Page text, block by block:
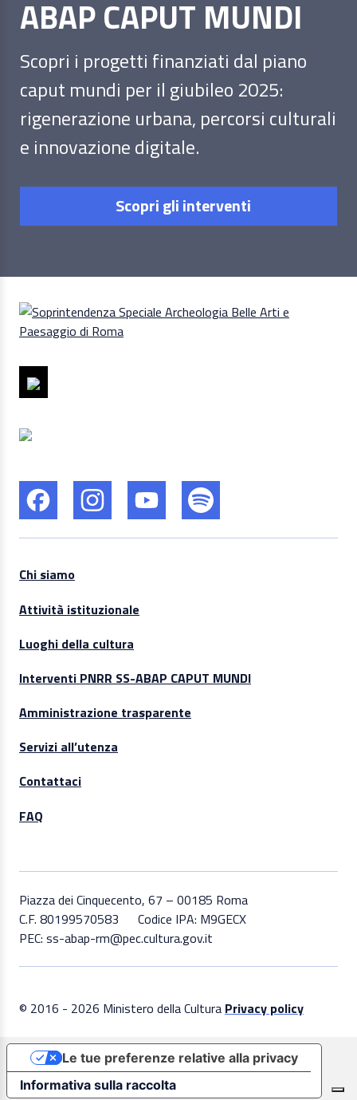
ABAP CAPUT MUNDI
Scopri i progetti finanziati dal piano
caput mundi per il giubileo 2025:
rigenerazione urbana, percorsi culturali
e innovazione digitale.
Scopri gli interventi
Chi siamo
Attività istituzionale
Luoghi della cultura
Interventi PNRR SS-ABAP CAPUT MUNDI
Amministrazione trasparente
Servizi all’utenza
Contattaci
FAQ
Piazza dei Cinquecento, 67 – 00185 Roma
C.F. 80199570583
Codice IPA: M9GECX
PEC: ss-abap-rm@pec.cultura.gov.it
© 2016 - 2026 Ministero della Cultura Privacy policy
Informativa sulla raccolta
Le tue preferenze relative alla privacy